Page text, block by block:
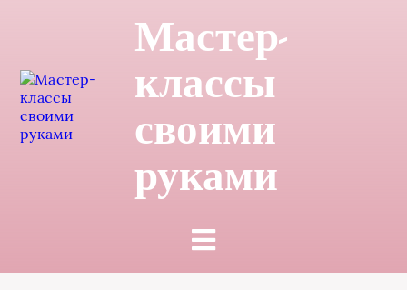
Мастер-
классы
своими
руками